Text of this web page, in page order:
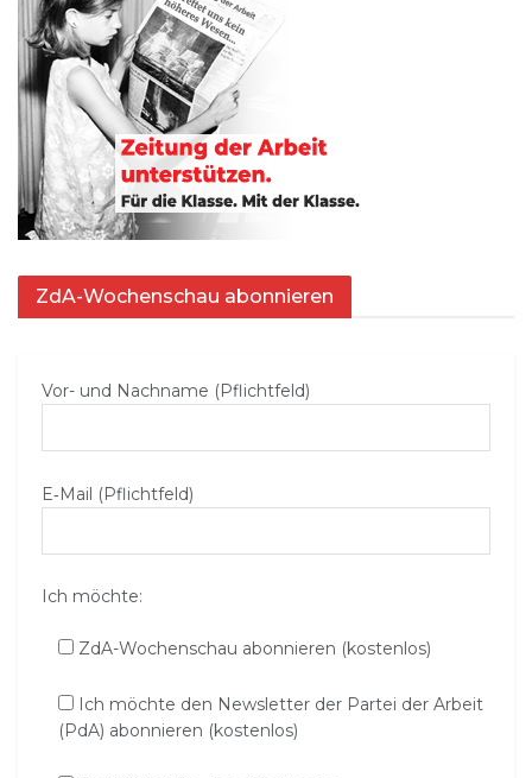
ZdA-Wochenschau abonnieren
Vor- und Nachname (Pflichtfeld)
E‑Mail (Pflichtfeld)
Ich möchte:
ZdA-Wochenschau abonnieren (kostenlos)
Ich möchte den Newsletter der Partei der Arbeit
(PdA) abonnieren (kostenlos)